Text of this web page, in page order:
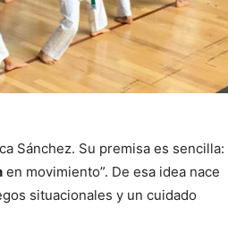
Sánchez. Su premisa es sencilla:
en movimiento”. De esa idea nace
situacionales y un cuidado